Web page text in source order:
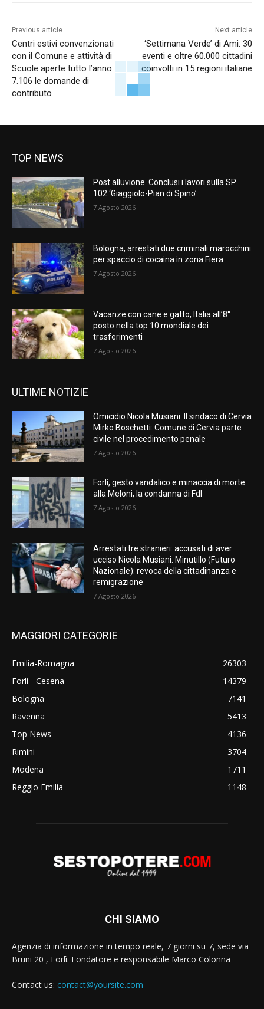
Previous article
Centri estivi convenzionati
con il Comune e attività di
Scuole aperte tutto l’anno:
7.106 le domande di
contributo
Next article
‘Settimana Verde’ di Ami: 30
eventi e oltre 60.000 cittadini
coinvolti in 15 regioni italiane
TOP NEWS
Post alluvione. Conclusi i lavori sulla SP
102 ‘Giaggiolo-Pian di Spino’
7 Agosto 2026
Bologna, arrestati due criminali marocchini
per spaccio di cocaina in zona Fiera
7 Agosto 2026
Vacanze con cane e gatto, Italia all’8°
posto nella top 10 mondiale dei
trasferimenti
7 Agosto 2026
ULTIME NOTIZIE
Omicidio Nicola Musiani. Il sindaco di Cervia
Mirko Boschetti: Comune di Cervia parte
civile nel procedimento penale
7 Agosto 2026
Forlì, gesto vandalico e minaccia di morte
alla Meloni, la condanna di FdI
7 Agosto 2026
Arrestati tre stranieri: accusati di aver
ucciso Nicola Musiani. Minutillo (Futuro
Nazionale): revoca della cittadinanza e
remigrazione
7 Agosto 2026
MAGGIORI CATEGORIE
Emilia-Romagna
26303
Forlì - Cesena
14379
Bologna
7141
Ravenna
5413
Top News
4136
Rimini
3704
Modena
1711
Reggio Emilia
1148
CHI SIAMO
Agenzia di informazione in tempo reale, 7 giorni su 7, sede via
Bruni 20 , Forlì. Fondatore e responsabile Marco Colonna
Contact us: contact@yoursite.com